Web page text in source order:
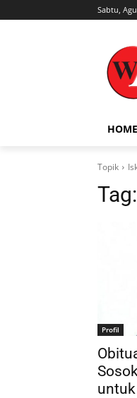
Sabtu,
HOME
Topik
Tag:
Profil